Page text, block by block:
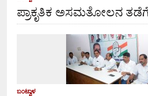
ಪ್ರಾಕೃತಿಕ ಅಸಮತೋಲನ ತಡೆಗೆ
ಬಂಟ್ವಾಳ